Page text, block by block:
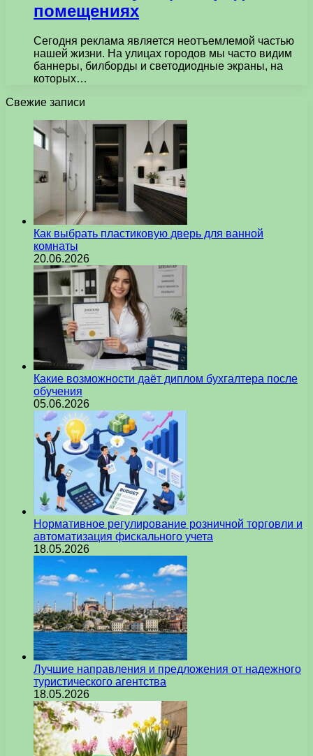
помещениях
Сегодня реклама является неотъемлемой частью
нашей жизни. На улицах городов мы часто видим
баннеры, билборды и светодиодные экраны, на
которых…
Свежие записи
Как выбрать пластиковую дверь для ванной
комнаты
20.06.2026
Какие возможности даёт диплом бухгалтера после
обучения
05.06.2026
Нормативное регулирование розничной торговли и
автоматизация фискального учета
18.05.2026
Лучшие направления и предложения от надежного
туристического агентства
18.05.2026